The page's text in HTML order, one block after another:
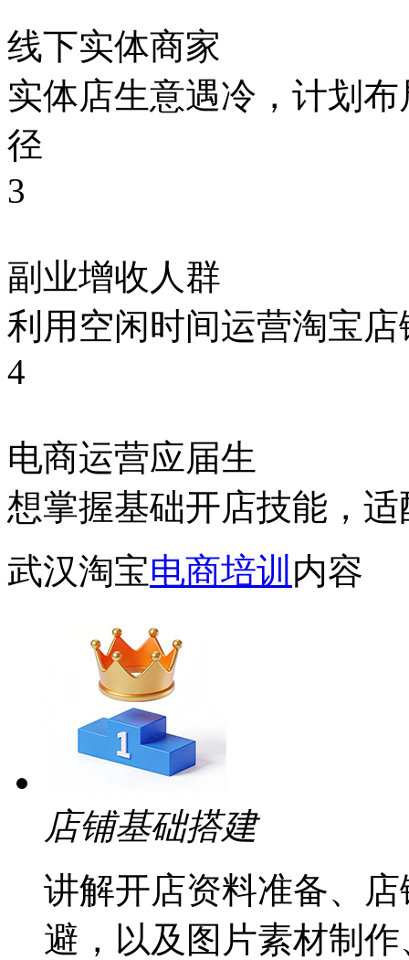
线下实体商家
实体店生意遇冷，计划
径
3
副业增收人群
利用空闲时间运营淘宝
4
电商运营应届生
想掌握基础开店技能，
武汉淘宝电商培训 内容
店铺基础搭建
讲解开店资料准备、
避，以及图片素材制